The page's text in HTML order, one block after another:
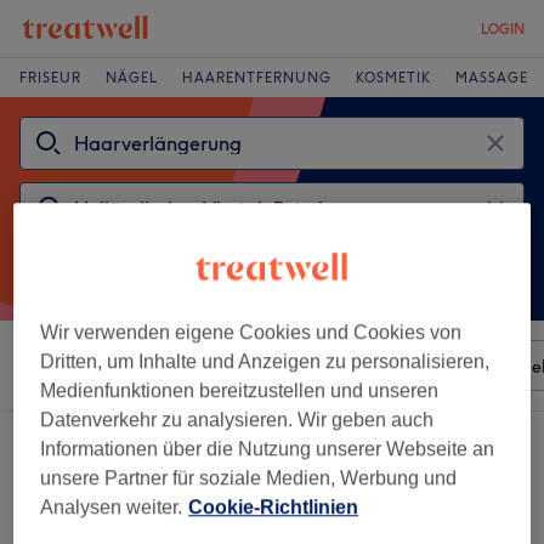
LOGIN
FRISEUR NÄGEL HAARENTFERNUNG KOSMETIK MASSAGE
Sortieren nach Besonderheiten Salons
Ein Salon, der anbietet:
haarverlängerung in Holländisches Viertel, Potsdam
Wir verwenden eigene Cookies und Cookies von
Dritten, um Inhalte und Anzeigen zu personalisieren,
Medienfunktionen bereitzustellen und unseren
Datenverkehr zu analysieren. Wir geben auch
Informationen über die Nutzung unserer Webseite an
unsere Partner für soziale Medien, Werbung und
Analysen weiter. Cookie-Richtlinien